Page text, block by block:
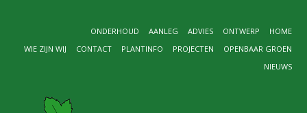
HOME
ONTWERP
ADVIES
AANLEG
ONDERHOUD
OPENBAAR GROEN
PROJECTEN
PLANTINFO
CONTACT
WIE ZIJN WIJ
NIEUWS